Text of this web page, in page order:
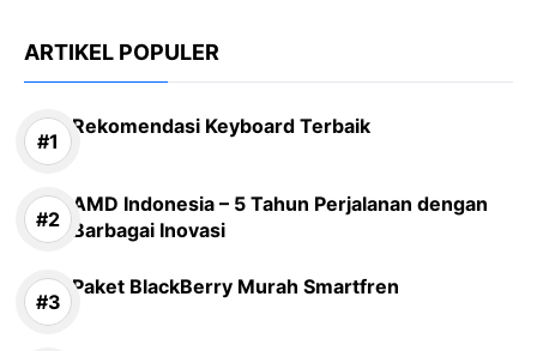
ARTIKEL POPULER
Rekomendasi Keyboard Terbaik
AMD Indonesia – 5 Tahun Perjalanan dengan
Barbagai Inovasi
Paket BlackBerry Murah Smartfren